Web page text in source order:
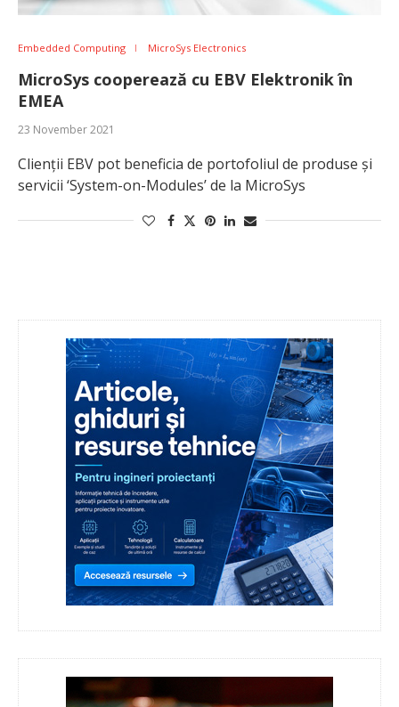
Embedded Computing MicroSys Electronics
MicroSys cooperează cu EBV Elektronik în
EMEA
23 November 2021
Clienții EBV pot beneficia de portofoliul de produse și
servicii ‘System-on-Modules’ de la MicroSys